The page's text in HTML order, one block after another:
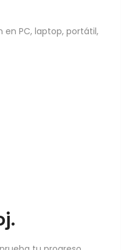
PC, laptop, portátil,